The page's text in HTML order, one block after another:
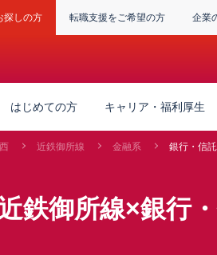
探しの方 転職支援をご希望の方 企業
はじめての方 キャリア・福利厚生
近鉄御所線 金融系 銀行・信
近鉄御所線×銀行